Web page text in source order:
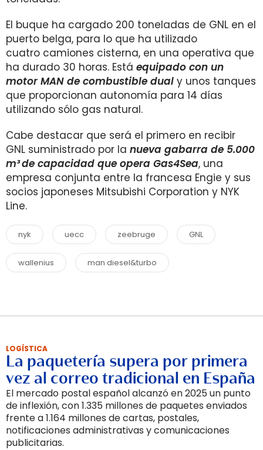
El buque ha cargado 200 toneladas de GNL en el
puerto belga, para lo que ha utilizado
cuatro camiones cisterna, en una operativa que
ha durado 30 horas. Está equipado con un
motor MAN de combustible dual y unos tanques
que proporcionan autonomía para 14 días
utilizando sólo gas natural.
Cabe destacar que será el primero en recibir
GNL suministrado por la nueva gabarra de 5.000
m³de capacidad que opera Gas4Sea, una
empresa conjunta entre la francesa Engie y sus
socios japoneses Mitsubishi Corporation y NYK
Line.
nyk uecc zeebruge GNL
wallenius man diesel&turbo
LOGÍSTICA
La paquetería supera por primera
vez al correo tradicional en España
El mercado postal español alcanzó en 2025 un punto
de inflexión, con 1.335 millones de paquetes enviados
frente a 1.164 millones de cartas, postales,
notificaciones administrativas y comunicaciones
publicitarias.